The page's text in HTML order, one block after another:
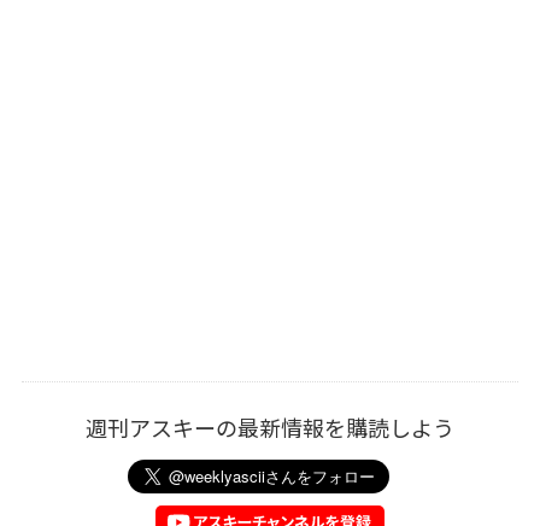
週刊アスキーの最新情報を購読しよう